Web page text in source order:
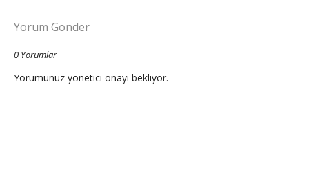
Yorum Gönder
0 Yorumlar
Yorumunuz yönetici onayı bekliyor.